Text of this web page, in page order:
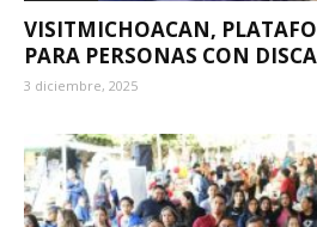
VISITMICHOACAN,
PARA PERSONAS CON
3 diciembre, 2025